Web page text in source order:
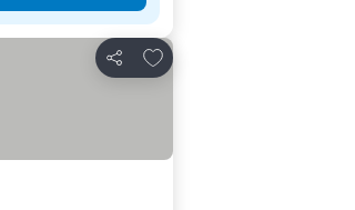
Deli
Dodati u favorite